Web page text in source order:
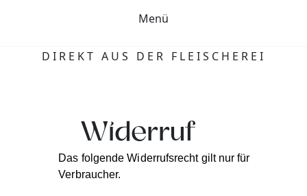
Menü
DIREKT AUS DER FLEISCHEREI
Widerruf
Das folgende Widerrufsrecht gilt nur für
Verbraucher.